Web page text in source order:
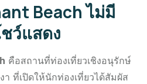
Beach ไม่มี
ว์แสดง
คือสถานที่ท่องเที่ยวเชิงอนุรักษ์
ที่เปิดให้นักท่องเที่ยวได้สัมผัส